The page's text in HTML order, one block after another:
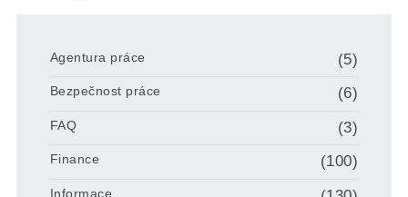
Agentura práce (5)
Bezpečnost práce (6)
FAQ (3)
Finance (100)
Informace